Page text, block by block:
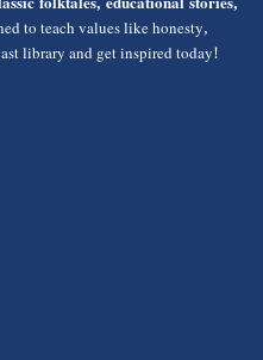
folktales, educational stories,
to teach values like honesty,
library and get inspired today!